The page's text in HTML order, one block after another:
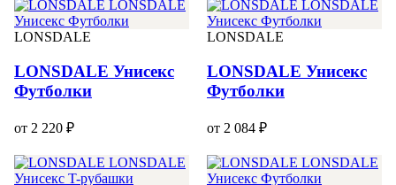
LONSDALE
LONSDALE Унисекс
Футболки
от 2 220 ₽
LONSDALE
LONSDALE Унисекс
Футболки
от 2 084 ₽